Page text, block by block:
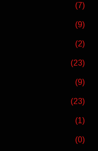
(7)
(9)
(2)
(23)
(9)
(23)
(1)
(0)